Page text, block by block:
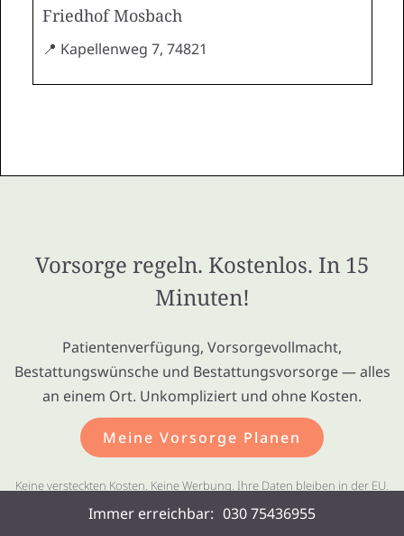
Friedhof Mosbach
📍 Kapellenweg 7, 74821
Vorsorge regeln. Kostenlos. In 15
Minuten!
Patientenverfügung, Vorsorgevollmacht,
Bestattungswünsche und Bestattungsvorsorge — alles
an einem Ort. Unkompliziert und ohne Kosten.
Meine Vorsorge Planen
Keine versteckten Kosten. Keine Werbung. Ihre Daten bleiben in der EU.
Immer erreichbar: 030 75436955